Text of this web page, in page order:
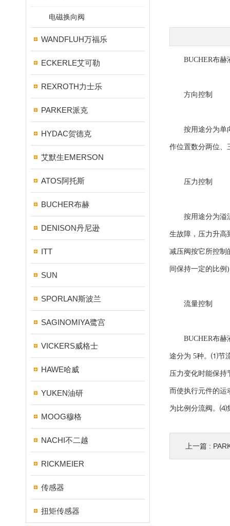
电磁换向阀
WANDFLUH万福乐
ECKERLE艾可勒
REXROTH力士乐
PARKER派克
HYDAC贺德克
艾默生EMERSON
ATOS阿托斯
BUCHER布赫
DENISON丹尼逊
ITT
SUN
SPORLAN斯波兰
SAGINOMIYA鹭宫
VICKERS威格士
HAWE哈威
YUKEN油研
MOOG穆格
NACHI不二越
RICKMEIER
传感器
扭矩传感器
BUCHER布赫
方向控制
按用途分为单向
作位置数分两位、
压力控制
按用途分为溢流
生故障，压力升高
减压阀按它所控制
间保持一定的比
流量控制
BUCHER布赫液
途分为 5种。⑴节
压力变化时能保持
而使执行元件的
为比例分流阀。⑷
上一篇 :